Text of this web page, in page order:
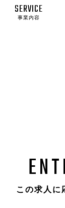
SERVICE
事業内容
この求人に